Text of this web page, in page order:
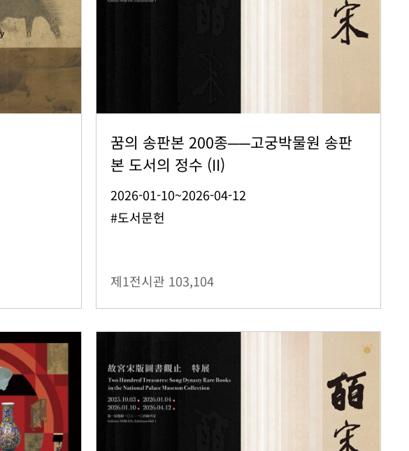
꿈의 송판본 200종──고궁박물원 송판
본 도서의 정수 (II)
2026-01-10~2026-04-12
#도서문헌
제1전시관 103,104